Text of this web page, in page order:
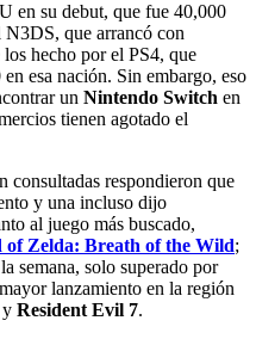
en su debut, que fue 40,000
N3DS, que arrancó con
hecho por el PS4, que
esa nación. Sin embargo, eso
un Nintendo Switch en
tienen agotado el
consultadas respondieron que
y una incluso dijo
al juego más buscado,
of Zelda: Breath of the Wild;
semana, solo superado por
lanzamiento en la región
y Resident Evil 7.